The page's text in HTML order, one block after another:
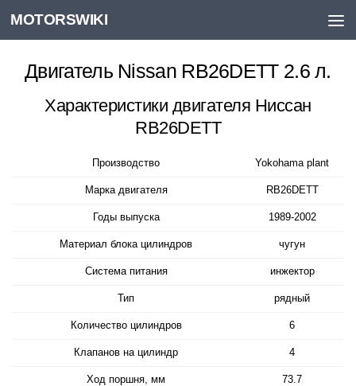
Skip to content
MOTORSWIKI
Двигатель Nissan RB26DETT 2.6 л.
Характеристики двигателя Ниссан
RB26DETT
Производство Yokohama plant
Марка двигателя RB26DETT
Годы выпуска 1989-2002
Материал блока цилиндров чугун
Система питания инжектор
Тип рядный
Количество цилиндров 6
Клапанов на цилиндр 4
Ход поршня, мм 73.7